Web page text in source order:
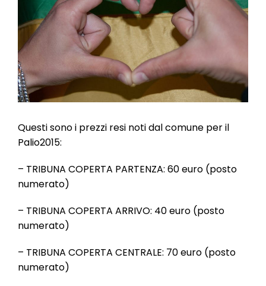
Questi sono i prezzi resi noti dal comune per il
Palio2015:
– TRIBUNA COPERTA PARTENZA: 60 euro (posto
numerato)
– TRIBUNA COPERTA ARRIVO: 40 euro (posto
numerato)
– TRIBUNA COPERTA CENTRALE: 70 euro (posto
numerato)